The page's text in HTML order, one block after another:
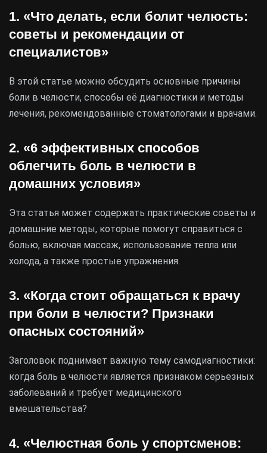
1. «Что делать, если болит челюсть:
советы и рекомендации от
специалистов»
В этой статье можно обсудить основные причины
боли в челюсти, способы её диагностики и методы
лечения, рекомендованные стоматологами и врачами.
2. «6 эффективных способов
облегчить боль в челюсти в
домашних условия»
Эта статья может содержать практические советы и
домашние методы, которые помогут справиться с
болью, включая массаж, использование тепла или
холода, а также простые упражнения.
3. «Когда стоит обращаться к врачу
при боли в челюсти? Признаки
опасных состояний»
Заголовок поднимает важную тему самодиагностики:
когда боль в челюсти является признаком серьезных
заболеваний и требует медицинского
вмешательства?
4. «Челюстная боль у спортсменов: